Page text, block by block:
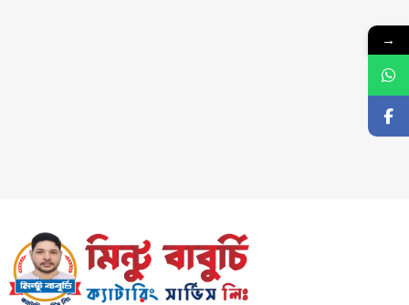
→